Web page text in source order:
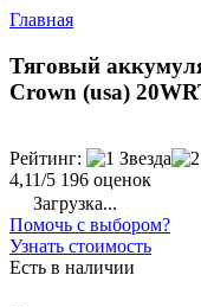
Главная
Тяговый
Crown (usa)
Рейтинг:
4,11/5 196 оценок
Загрузка...
Помочь с выбором?
Узнать стоимость
Есть в наличии